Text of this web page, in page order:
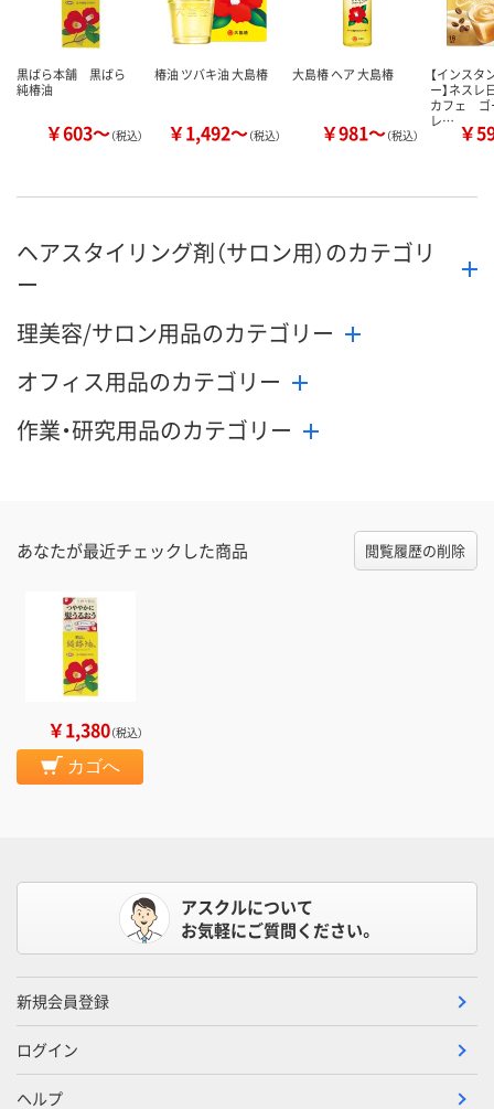
お取り扱い終了しま
した
お取り扱い終了しま
した
カ
黒ばら本舗 黒ばら
純椿油
￥603～（税込）
椿油 ツバキ油 大島椿
￥1,492～（税込）
大島椿 ヘア 大島椿
￥981～（税込）
【インスタ
ー】ネス
カフェ ゴ
レ… ￥
ヘアスタイリング剤（サロン用）のカテゴリ
ー
理美容/サロン用品のカテゴリー
オフィス用品のカテゴリー
作業・研究用品のカテゴリー
あなたが最近チェックした商品 閲覧履歴の削除
￥1,380（税込）
カゴへ
アスクルについて
お気軽にご質問ください。
新規会員登録
ログイン
ヘルプ